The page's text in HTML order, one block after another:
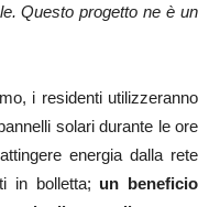
Questo progetto ne è un
i residenti utilizzeranno
solari durante le ore
energia dalla rete
in bolletta; un beneficio